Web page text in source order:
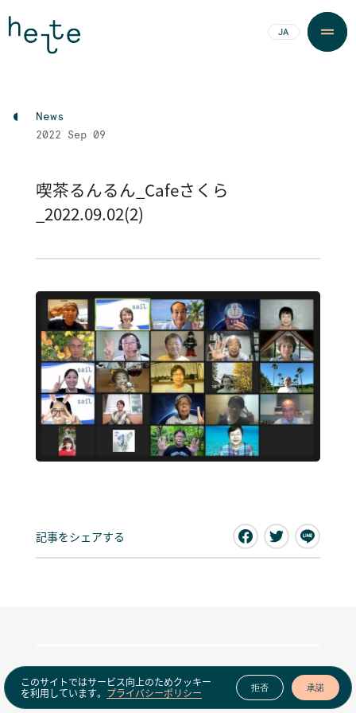
JA
News
2022 Sep 09
喫茶るんるん_Cafeさくら
_2022.09.02(2)
記事をシェアする
Latest news View all news
このサイトではサービス向上のためクッキー
を利用しています。 プライバシーポリシー 拒否 承諾